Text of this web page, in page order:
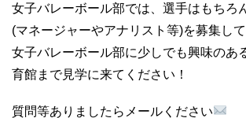
女子バレーボール部では、選手はもちろ
(マネージャーやアナリスト等)を募集して
女子バレーボール部に少しでも興味のあ
育館まで見学に来てください！
質問等ありましたらメールください